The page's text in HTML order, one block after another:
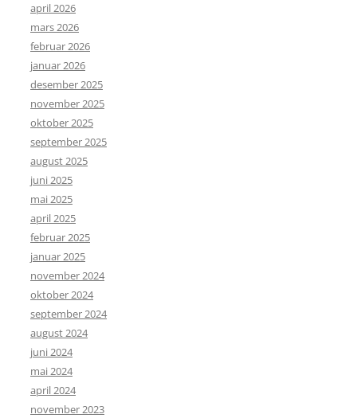
april 2026
mars 2026
februar 2026
januar 2026
desember 2025
november 2025
oktober 2025
september 2025
august 2025
juni 2025
mai 2025
april 2025
februar 2025
januar 2025
november 2024
oktober 2024
september 2024
august 2024
juni 2024
mai 2024
april 2024
november 2023